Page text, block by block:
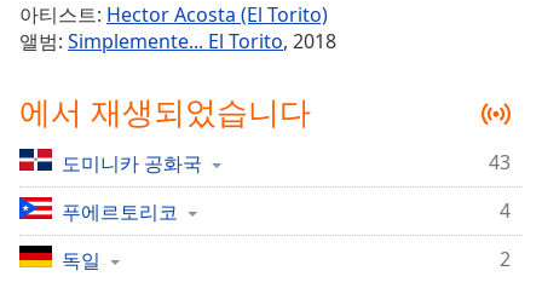
behind
liveLIVE
Remaining
1x
Playback
Rate
Chapters
아티스트: Hector Acosta (El Torito)
앨범: Simplemente... El Torito, 2018
에서 재생되었습니다
도미니카 공화국
43
푸에르토리코
4
독일
2